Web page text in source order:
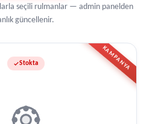
seçili rulmanlar — admin panelden
güncellenir.
KAMPANYA
Stokta